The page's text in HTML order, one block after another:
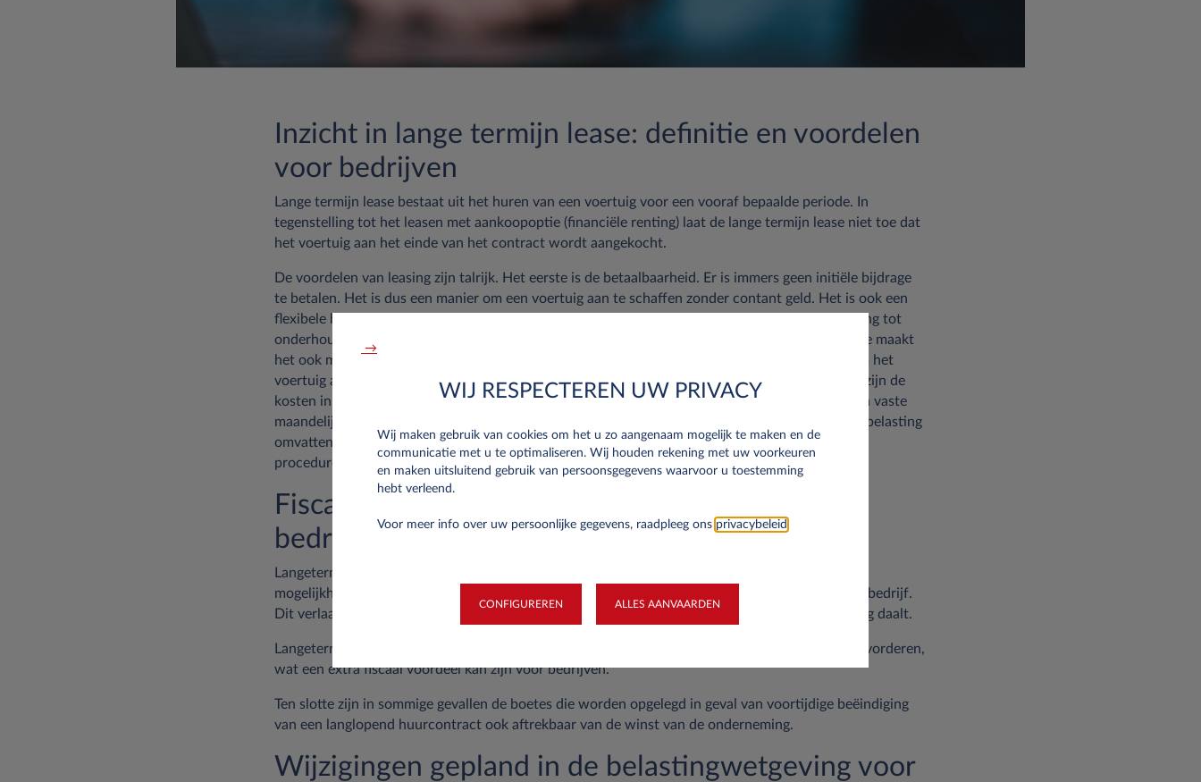
Inzicht in lange termijn lease: definitie en voordelen
voor bedrijven
Lange termijn lease bestaat uit het huren van een voertuig voor een vooraf bepaalde periode. In
tegenstelling tot het leasen met aankoopoptie (financiële renting) laat de lange termijn lease niet toe dat
het voertuig aan het einde van het contract wordt aangekocht.
De voordelen van leasing zijn talrijk. Het eerste is de betaalbaarheid. Er is immers geen initiële bijdrage
te betalen. Het is dus een manier om een voertuig aan te schaffen zonder contant geld. Het is ook een
flexibele huurformule, aangezien het al dan niet verschillende opties kan bevatten met betrekking tot
onderhoud (service, bandenonderhoud), evenals verzekering of pechhulp. De lange termijn lease maakt
het ook mogelijk om regelmatig van voertuig te wisselen, waardoor het gemakkelijker wordt om het
voertuig aan te passen aan de veranderende mobiliteitsbehoeften van elke werknemer. Evenzo zijn de
kosten in verband met de lange termijn lease voorspelbaar, aangezien zij de vorm aannemen van vaste
maandelijkse betalingen gedurende de looptijd van het contract en de inschrijving en de wegenbelasting
omvatten. Ten slotte is de lange termijn lease administratief eenvoudiger, aangezien de meeste
procedures door de verhuurder worden uitgevoerd.
Fiscale voordelen in verband met leasing voor
bedrijven
Langetermijnleasing heeft verschillende fiscale voordelen voor bedrijven. Het belangrijkste is de
mogelijkheid om de maandelijks betaalde huur af te trekken van het belasting resultaat van het bedrijf.
Dit verlaagt het jaarresultaat van de onderneming, waardoor het bedrag aan inkomstenbelasting daalt.
Langetermijnleasing maakt het ook mogelijk om de btw op de maandelijkse betalingen terug te vorderen,
wat een extra fiscaal voordeel kan zijn voor bedrijven.
Ten slotte zijn in sommige gevallen de boetes die worden opgelegd in geval van voortijdige beëindiging
van een langlopend huurcontract ook aftrekbaar van de winst van de onderneming.
Wijzigingen gepland in de belastingwetgeving voor
→
WIJ RESPECTEREN UW PRIVACY
Wij maken gebruik van cookies om het u zo aangenaam mogelijk te maken en de
communicatie met u te optimaliseren. Wij houden rekening met uw voorkeuren
en maken uitsluitend gebruik van persoonsgegevens waarvoor u toestemming
hebt verleend.
Voor meer info over uw persoonlijke gegevens, raadpleeg ons privacybeleid
CONFIGUREREN ALLES AANVAARDEN